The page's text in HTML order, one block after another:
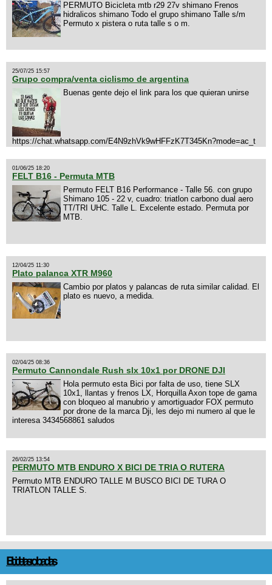
PERMUTO Bicicleta mtb r29 27v shimano Frenos
hidralicos shimano Todo el grupo shimano Talle s/m
Permuto x pistera o ruta talle s o m.
25/07/25 15:57
Grupo compra/venta ciclismo de argentina
Buenas gente dejo el link para los que quieran unirse
https://chat.whatsapp.com/E4N9zhVk9wHFFzK7T345Kn?mode=ac_t
01/06/25 18:20
FELT B16 - Permuta MTB
Permuto FELT B16 Performance - Talle 56. con grupo
Shimano 105 - 22 v, cuadro: triatlon carbono dual aero
TT/TRI UHC. Talle L. Excelente estado. Permuta por
MTB.
12/04/25 11:30
Plato palanca XTR M960
Cambio por platos y palancas de ruta similar calidad. El
plato es nuevo, a medida.
02/04/25 08:36
Permuto Cannondale Rush slx 10x1 por DRONE DJI
Hola permuto esta Bici por falta de uso, tiene SLX
10x1, llantas y frenos LX, Horquilla Axon tope de gama
con bloqueo al manubrio y amortiguador FOX permuto
por drone de la marca Dji, les dejo mi numero al que le
interesa 3434568861 saludos
26/02/25 13:54
PERMUTO MTB ENDURO X BICI DE TRIA O RUTERA
Permuto MTB ENDURO TALLE M BUSCO BICI DE TURA O
TRIATLON TALLE S.
Bicicletas robadas